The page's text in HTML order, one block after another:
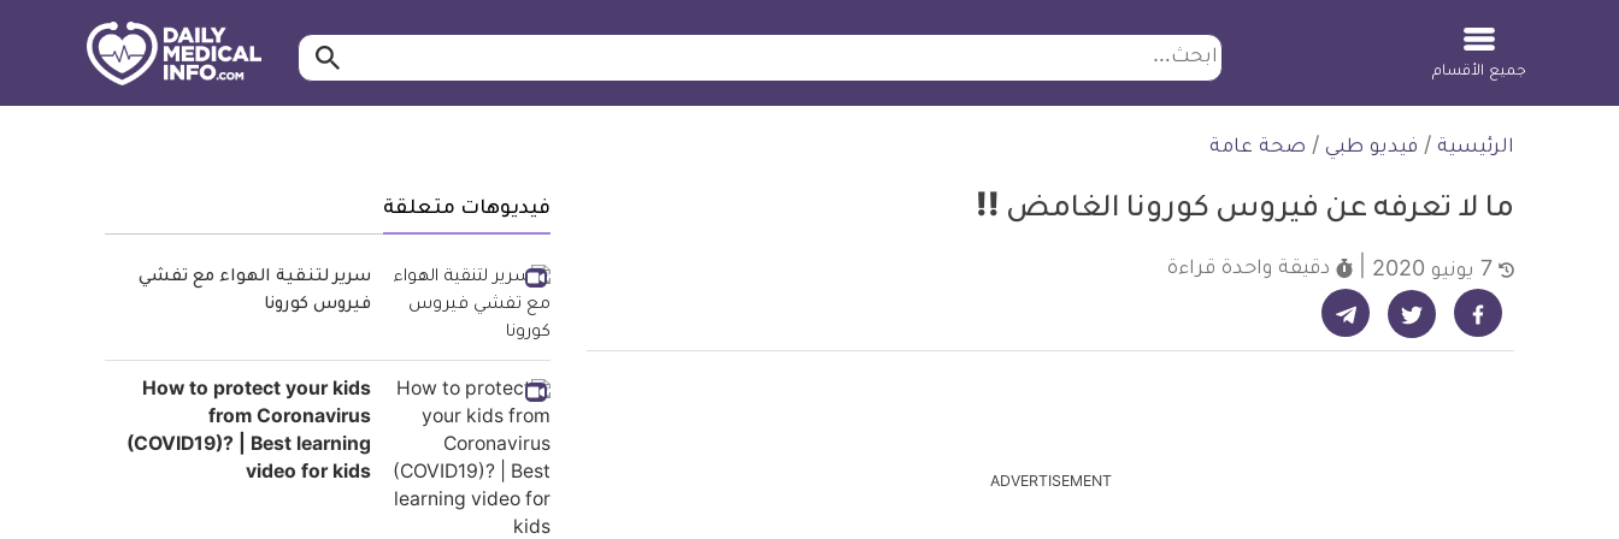
ابحث ابحث…
جميع الأقسام
الرئيسية / فيديو طبي / صحة عامة
ما لا تعرفه عن فيروس كورونا الغامض !!
دقيقة واحدة قراءة
شارك على فيسبوك - ديلي ميديكال انفو شارك على تويتر - ديلي ميديكال انفو شارك على تيليجرام - ديلي ميديكال انفو
ADVERTISEMENT
فيديوهات متعلقة
سرير لتنقية الهواء مع تفشي
فيروس كورونا
How to protect your kids
from Coronavirus
(COVID19)? | Best learning
video for kids